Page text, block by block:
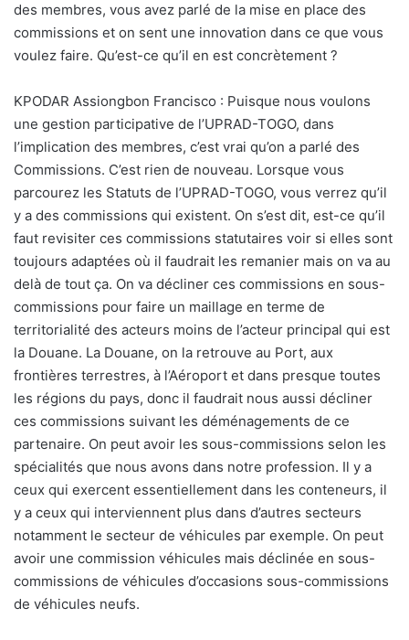
des membres, vous avez parlé de la mise en place des
commissions et on sent une innovation dans ce que vous
voulez faire. Qu’est-ce qu’il en est concrètement ?
KPODAR Assiongbon Francisco : Puisque nous voulons
une gestion participative de l’UPRAD-TOGO, dans
l’implication des membres, c’est vrai qu’on a parlé des
Commissions. C’est rien de nouveau. Lorsque vous
parcourez les Statuts de l’UPRAD-TOGO, vous verrez qu’il
y a des commissions qui existent. On s’est dit, est-ce qu’il
faut revisiter ces commissions statutaires voir si elles sont
toujours adaptées où il faudrait les remanier mais on va au
delà de tout ça. On va décliner ces commissions en sous-
commissions pour faire un maillage en terme de
territorialité des acteurs moins de l’acteur principal qui est
la Douane. La Douane, on la retrouve au Port, aux
frontières terrestres, à l’Aéroport et dans presque toutes
les régions du pays, donc il faudrait nous aussi décliner
ces commissions suivant les déménagements de ce
partenaire. On peut avoir les sous-commissions selon les
spécialités que nous avons dans notre profession. Il y a
ceux qui exercent essentiellement dans les conteneurs, il
y a ceux qui interviennent plus dans d’autres secteurs
notamment le secteur de véhicules par exemple. On peut
avoir une commission véhicules mais déclinée en sous-
commissions de véhicules d’occasions sous-commissions
de véhicules neufs.